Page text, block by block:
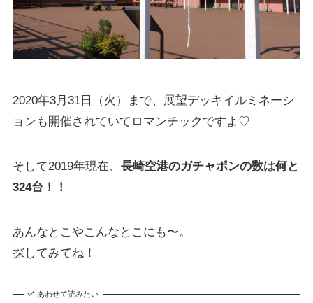
2020年3月31日（火）まで、展望デッキイルミネーシ
ョンも開催されていてロマンチックですよ♡
そして2019年現在、 長崎空港のガチャポンの数は何と
324台！！
あんなとこやこんなとこにも〜。
探してみてね！
あわせて読みたい